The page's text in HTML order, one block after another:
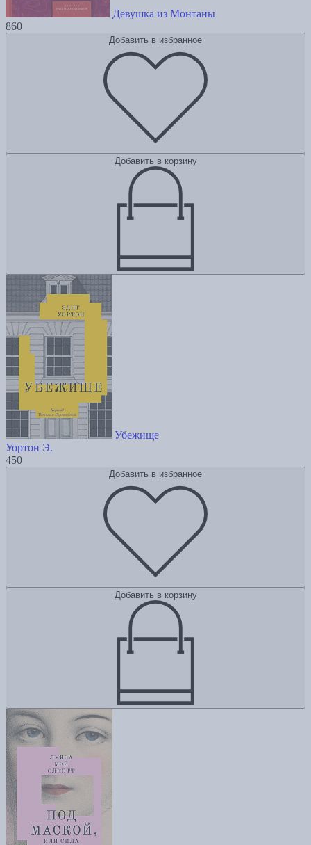
Девушка из Монтаны
860
Добавить в избранное
Добавить в корзину
Убежище
Уортон Э.
450
Добавить в избранное
Добавить в корзину